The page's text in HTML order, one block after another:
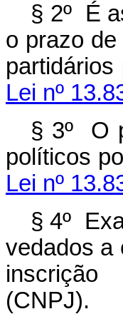
§ 2º É
o prazo
Lei nº
§ 3º O
Lei nº
§ 4º
vedados a